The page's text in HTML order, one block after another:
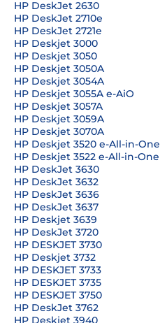
HP DeskJet 2630
HP DeskJet 2710e
HP DeskJet 2721e
HP Deskjet 3000
HP Deskjet 3050
HP Deskjet 3050A
HP Deskjet 3054A
HP Deskjet 3055A e-AiO
HP Deskjet 3057A
HP Deskjet 3059A
HP Deskjet 3070A
HP Deskjet 3520 e-All-in-One
HP Deskjet 3522 e-All-in-One
HP DeskJet 3630
HP DeskJet 3632
HP DeskJet 3636
HP DeskJet 3637
HP Deskjet 3639
HP DeskJet 3720
HP DESKJET 3730
HP Deskjet 3732
HP DESKJET 3733
HP DESKJET 3735
HP DESKJET 3750
HP DeskJet 3762
HP Deskjet 3940